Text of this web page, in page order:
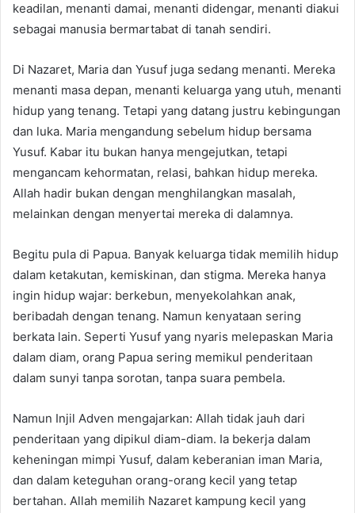
keadilan, menanti damai, menanti didengar, menanti diakui
sebagai manusia bermartabat di tanah sendiri.
Di Nazaret, Maria dan Yusuf juga sedang menanti. Mereka
menanti masa depan, menanti keluarga yang utuh, menanti
hidup yang tenang. Tetapi yang datang justru kebingungan
dan luka. Maria mengandung sebelum hidup bersama
Yusuf. Kabar itu bukan hanya mengejutkan, tetapi
mengancam kehormatan, relasi, bahkan hidup mereka.
Allah hadir bukan dengan menghilangkan masalah,
melainkan dengan menyertai mereka di dalamnya.
Begitu pula di Papua. Banyak keluarga tidak memilih hidup
dalam ketakutan, kemiskinan, dan stigma. Mereka hanya
ingin hidup wajar: berkebun, menyekolahkan anak,
beribadah dengan tenang. Namun kenyataan sering
berkata lain. Seperti Yusuf yang nyaris melepaskan Maria
dalam diam, orang Papua sering memikul penderitaan
dalam sunyi tanpa sorotan, tanpa suara pembela.
Namun Injil Adven mengajarkan: Allah tidak jauh dari
penderitaan yang dipikul diam-diam. Ia bekerja dalam
keheningan mimpi Yusuf, dalam keberanian iman Maria,
dan dalam keteguhan orang-orang kecil yang tetap
bertahan. Allah memilih Nazaret kampung kecil yang